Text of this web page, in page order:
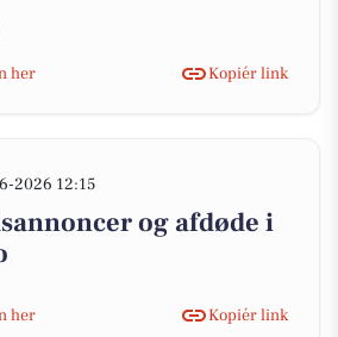
her
Kopiér link
2026 12:15
og afdøde i
her Kopiér link